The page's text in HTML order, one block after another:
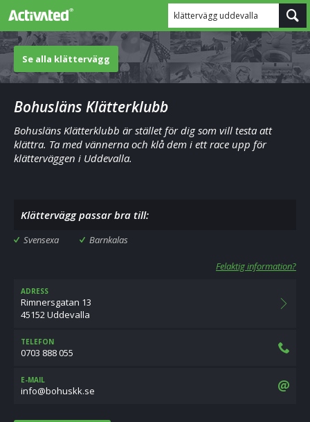
klättervägg uddevalla
Se alla klättervägg
Bohusläns Klätterklubb
Bohusläns Klätterklubb är stället för dig som vill testa att
klättra. Ta med vännerna och klå dem i ett race upp för
klätterväggen i Uddevalla.
Klättervägg passar bra till:
Svensexa Barnkalas
Felaktig information?
ADRESS
Rimnersgatan 13
45152 Uddevalla
TELEFON
0703 888 055
E-MAIL
es.kksuhob@ofni